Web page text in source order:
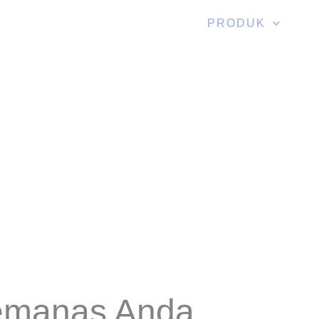
PRODUK